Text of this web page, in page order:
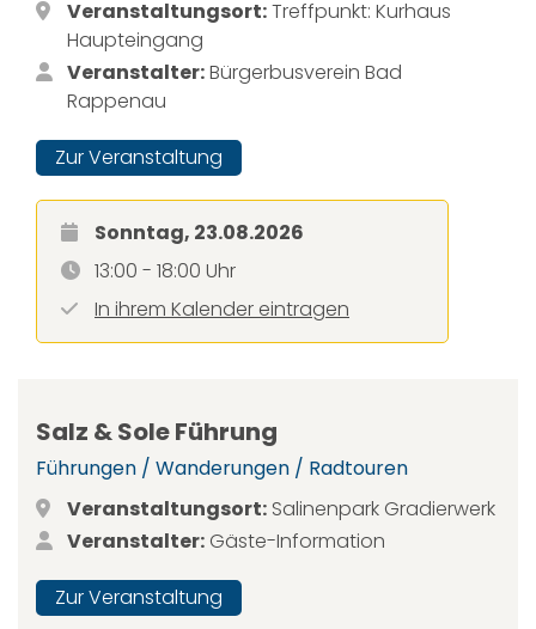
Veranstaltungsort:Treffpunkt: Kurhaus
Haupteingang
Veranstalter:Bürgerbusverein Bad
Rappenau
Zur Veranstaltung
Sonntag, 23.08.2026
13:00 - 18:00 Uhr
In ihrem Kalender eintragen
Salz & Sole Führung
Führungen / Wanderungen / Radtouren
Veranstaltungsort: Salinenpark Gradierwerk
Veranstalter: Gäste-Information
Zur Veranstaltung